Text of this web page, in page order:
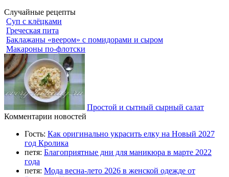
Случайные рецепты
Суп с клёцками
Греческая пита
Баклажаны «веером» с помидорами и сыром
Макароны по-флотски
Простой и сытный сырный салат
Комментарии новостей
Гость: Как оригинально украсить елку на Новый 2027
год Кролика
петя: Благоприятные дни для маникюра в марте 2022
года
петя: Мода весна-лето 2026 в женской одежде от